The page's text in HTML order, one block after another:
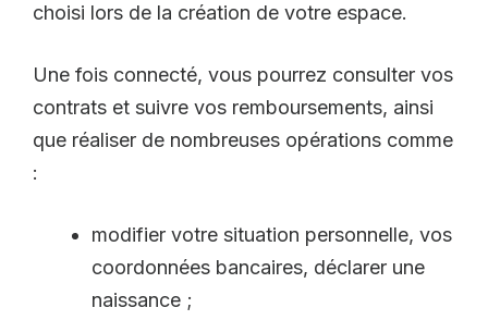
choisi lors de la création de votre espace.
Une fois connecté, vous pourrez consulter vos
contrats et suivre vos remboursements, ainsi
que réaliser de nombreuses opérations comme
:
modifier votre situation personnelle, vos
coordonnées bancaires, déclarer une
naissance ;